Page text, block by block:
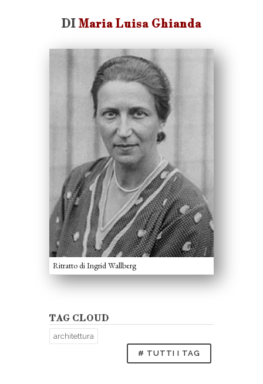
DI Maria Luisa Ghianda
Ritratto di Ingrid Wallberg
TAG CLOUD
architettura
# TUTTI I TAG